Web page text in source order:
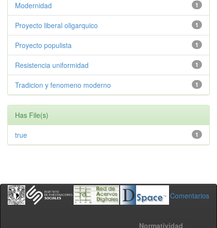
1
Modernidad
1
Proyecto liberal oligarquico
1
Proyecto populista
1
Resistencia uniformidad
1
Tradicion y fenomeno moderno
Has File(s)
1
true
Comentarios
Normatividad